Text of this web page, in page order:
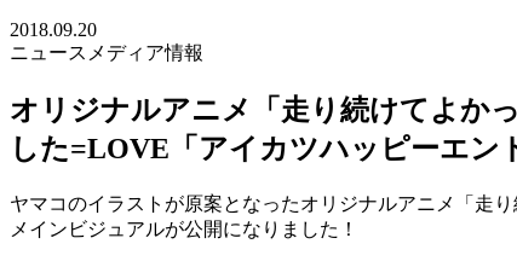
2018.09.20
ニュース メディア情報
オリジナルアニメ「走り続けてよか
した=LOVE「アイカツハッピーエ
ヤマコのイラストが原案となったオリジナルアニメ「走
メインビジュアルが公開になりました！